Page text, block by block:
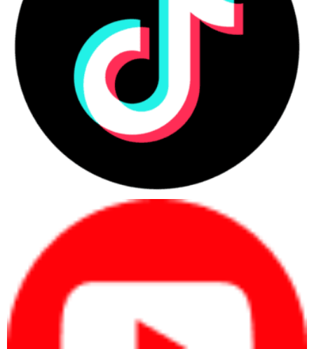
TPM 2.0 & Windows Hello, hỗ trợ mở khóa bằng vân tay & nhận diện
khuôn mặt.
Bảo mật hàng đầu với Windows 11 Pro
TPM 2.0 & Windows Hello, hỗ trợ mở khóa bằng vân tay & nhận
diện khuôn mặt.
ThinkShield Security, bảo vệ dữ liệu trước các mối đe dọa an ninh
Shutter camera vật lý, đảm bảo quyền riêng tư khi không sử
Hệ thống cổng kết nối đa dạng
2 x USB-C (Thunderbolt 4 / USB4) – tốc độ truyền dữ liệu siêu
nhanh, hỗ trợ xuất hình ảnh 4K.
2 x USB-A 3.2 Gen 1 – kết nối với thiết bị ngoại vi.
1 x HDMI 2.1 – xuất hình ảnh ra màn hình lớn.
Wi-Fi 6E & Bluetooth 5.3 – tốc độ kết nối nhanh chóng, ổn định.